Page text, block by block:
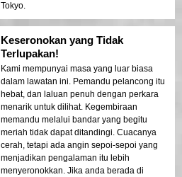
Tokyo.
Keseronokan yang Tidak
Terlupakan!
Kami mempunyai masa yang luar biasa
dalam lawatan ini. Pemandu pelancong itu
hebat, dan laluan penuh dengan perkara
menarik untuk dilihat. Kegembiraan
memandu melalui bandar yang begitu
meriah tidak dapat ditandingi. Cuacanya
cerah, tetapi ada angin sepoi-sepoi yang
menjadikan pengalaman itu lebih
menyeronokkan. Jika anda berada di